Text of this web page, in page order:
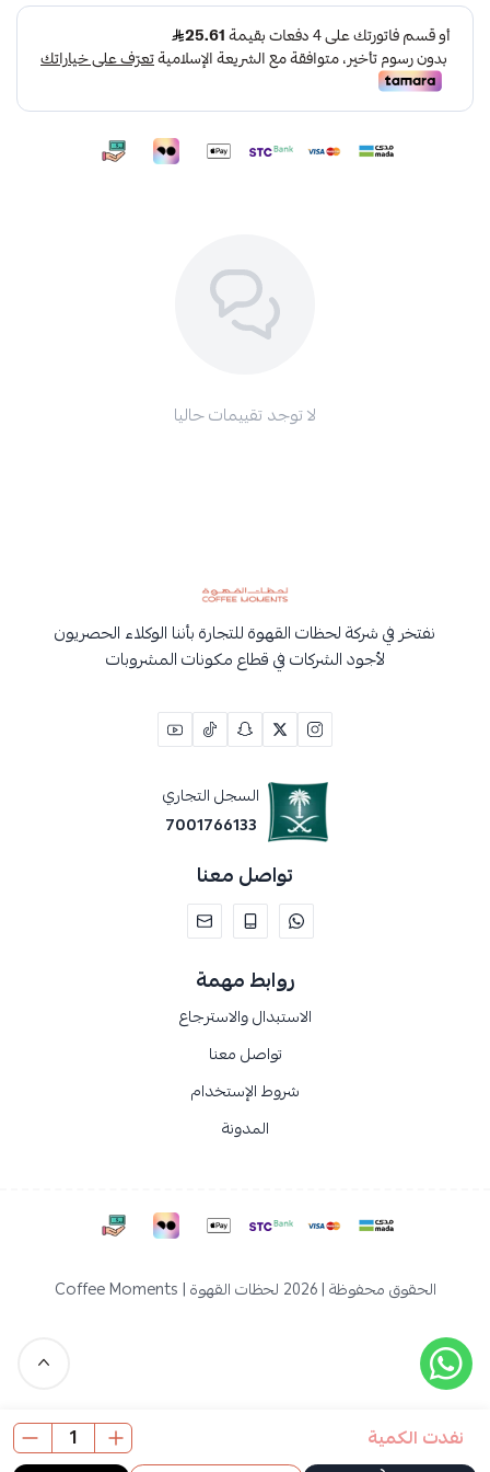
تاريخ الإنتهاء: 2027/02/17
نفدت الكمية
لا توجد تقييمات حاليا
نفتخر في شركة لحظات القهوة للتجارة بأننا الوكلاء الحصريون
لأجود الشركات في قطاع مكونات المشروبات
السجل التجاري
7001766133
تواصل معنا
روابط مهمة
الاستبدال والاسترجاع
تواصل معنا
شروط الإستخدام
المدونة
الحقوق محفوظة | 2026 لحظات القهوة | Coffee Moments